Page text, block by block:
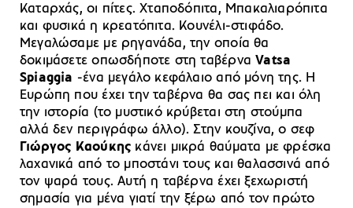
Kαταρχάς, οι πίτες. Χταποδόπιτα, Μπακαλιαρόπιτα
και φυσικά η κρεατόπιτα. Κουνέλι-στιφάδο.
Μεγαλώσαμε με ρηγανάδα, την οποία θα
δοκιμάσετε οπωσδήποτε στη ταβέρνα Vatsa
Spiaggia -ένα μεγάλο κεφάλαιο από μόνη της. Η
Ευρώπη που έχει την ταβέρνα θα σας πει και όλη
την ιστορία (το μυστικό κρύβεται στη στούμπα
αλλά δεν περιγράφω άλλο). Στην κουζίνα, ο σεφ
Γιώργος Καούκης κάνει μικρά θαύματα με φρέσκα
λαχανικά από το μποστάνι τους και θαλασσινά από
τον ψαρά τους. Αυτή η ταβέρνα έχει ξεχωριστή
σημασία για μένα γιατί την ξέρω από τον πρώτο